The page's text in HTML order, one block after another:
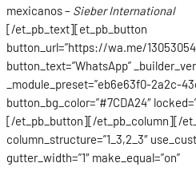
mexicanos – Sieber International
[/et_pb_text][et_pb_button
button_url=”https://wa.me/
button_text=”WhatsApp”
_module_preset=”eb6e63f0-2a2c-
button_bg_color=”#7CDA24″
[/et_pb_button][/et_pb_column][/
column_structure=”1_3,2_3″
gutter_width=”1″ make_equal=”on”